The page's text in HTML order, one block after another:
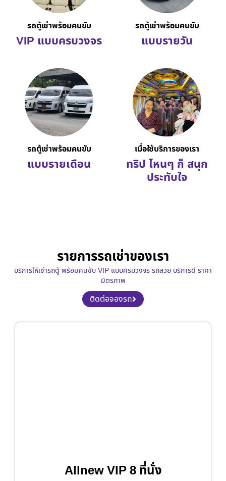
รถตู้เช่าพร้อมคนขับ
VIP แบบครบวงจร
รถตู้เช่าพร้อมคนขับ
แบบรายวัน
รถตู้เช่าพร้อมคนขับ
แบบรายเดือน
เมื่อใช้บริการของเรา
ทริป ไหนๆ ก็ สนุก
ประทับใจ
รายการรถเช่าของเรา
บริการให้เช่ารถตู้ พร้อมคนขับ VIP แบบครบวงจร รถสวย บริการดี ราคา
มิตรภาพ
ติดต่อจองรถ
Allnew VIP 8 ที่นั่ง